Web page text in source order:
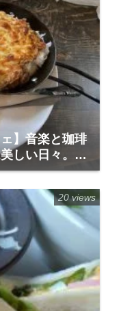
】音楽と珈琲
しい日々。｜
ド）徳島市住
20 views